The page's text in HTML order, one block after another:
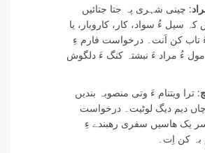
: چینی شہری پہ جتا جتائیں
سیل ءُ سواد، کار، کاروبار، یا
ءُ تاب کن اَنت۔ درخواست فارم ءِ
ءُ مراد ءَ نبشتہ کنگ ءَ دلگوش
: ترا ویتنام ءَ وتی منصوبہ بندیں
دیم دیگ لوٹیت۔ درخواست
یک ھاسیں سفری رھبندے ءِ
کن اِت۔